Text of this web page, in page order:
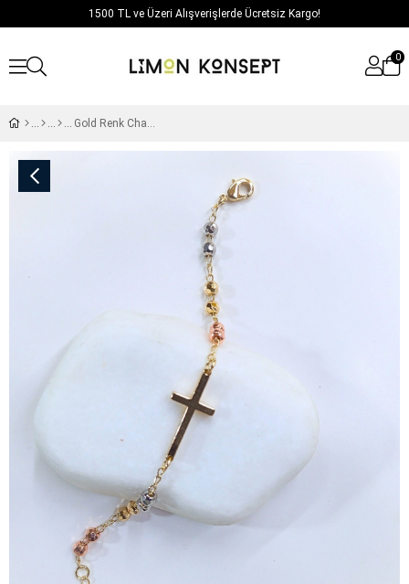
1500 TL ve Üzeri Alışverişlerde Ücretsiz Kargo!
0
Gold Renk Charmlı Xuping Bileklik / Model 714